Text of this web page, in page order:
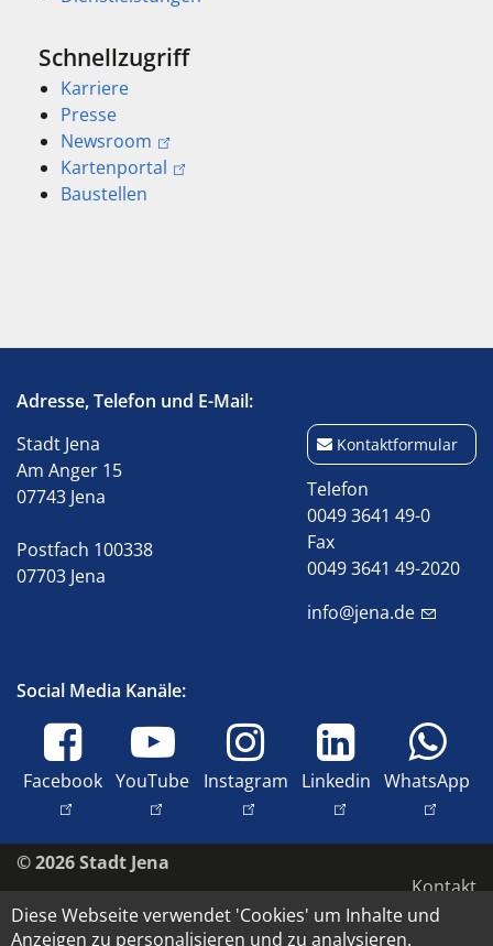
Schnellzugriff
Karriere
Presse
Newsroom
Kartenportal
Baustellen
Adresse, Telefon und E-Mail:
Stadt Jena
Am Anger 15
07743 Jena
Postfach 100338
07703 Jena
Kontaktformular
Telefon
0049 3641 49-0
Fax
0049 3641 49-2020
info@jena.de
Social Media Kanäle:
Facebook YouTube Instagram Linkedin WhatsApp
© 2026 Stadt Jena
Kontakt
Impressum
Diese Webseite verwendet 'Cookies' um Inhalte und
Anzeigen zu personalisieren und zu analysieren.